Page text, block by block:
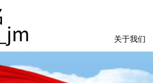
关于我们